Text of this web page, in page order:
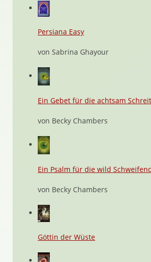
Persiana Easy
von Sabrina Ghayour
Ein Gebet für die achtsam
von Becky Chambers
Ein Psalm für die wild
von Becky Chambers
Göttin der Wüste